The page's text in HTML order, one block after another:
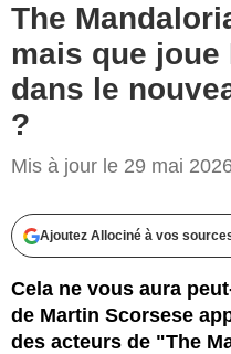
The
mais que joue
dans le
?
Mis à jour le 29 mai
Ajoutez Allociné à vos
Cela ne vous aura
de Martin Scorsese
des acteurs de "The